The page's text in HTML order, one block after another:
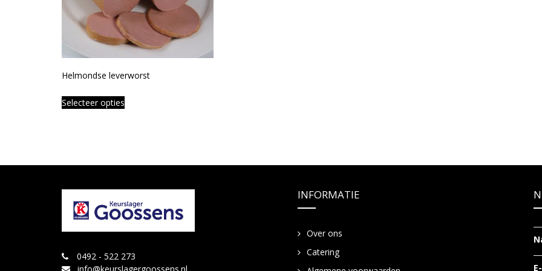
Helmondse leverworst
Selecteer opties
0492 - 522 273
info@keurslagergoossens.nl
INFORMATIE
Over ons
Catering